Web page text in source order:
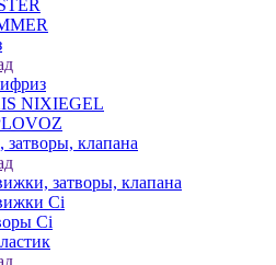
NIXIEGEL
затворы, клапана
затворы, клапана
Ci
Ci